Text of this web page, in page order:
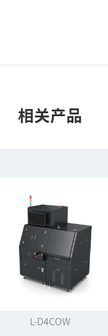
相关产品
L-D4COW